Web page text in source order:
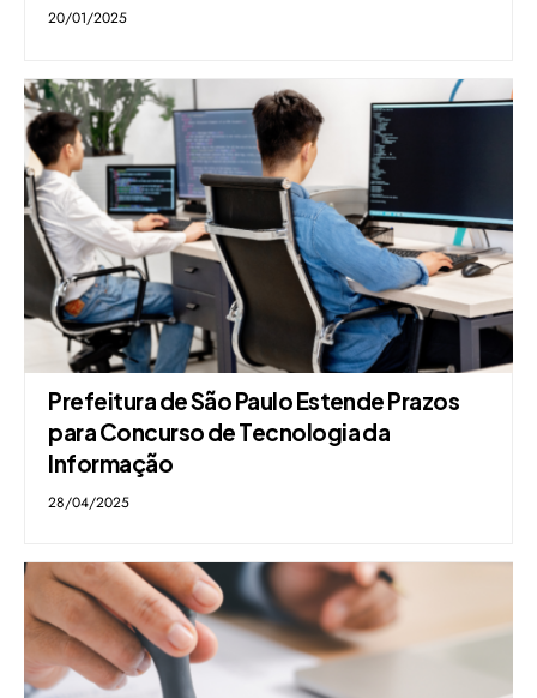
20/01/2025
Prefeitura de São Paulo Estende Prazos
para Concurso de Tecnologia da
Informação
28/04/2025